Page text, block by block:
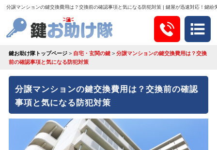
分譲マンションの鍵交換費用は？交換前の確認事項と気になる防犯対策 | 鍵屋が迅速対応！鍵
鍵お助け隊トップページ> 自宅・玄関の鍵> 分譲マンションの鍵交換費用は？交換
前の確認事項と気になる防犯対策
分譲マンションの鍵交換費用は？交換前の確認
事項と気になる防犯対策